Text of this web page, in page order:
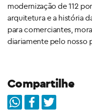
modernização de 112
arquitetura e a história
para comerciantes,
diariamente pelo nosso
Compartilhe